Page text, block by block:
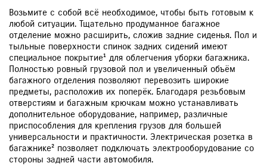
Возьмите с собой всё необходимое, чтобы быть готовым к
любой ситуации. Тщательно продуманное багажное
отделение можно расширить, сложив задние сиденья. Пол и
тыльные поверхности спинок задних сидений имеют
специальное покрытие¹ для облегчения уборки багажника.
Полностью ровный грузовой пол и увеличенный объём
багажного отделения позволяют перевозить широкие
предметы, расположив их поперёк. Благодаря резьбовым
отверстиям и багажным крючкам можно устанавливать
дополнительное оборудование, например, различные
приспособления для крепления грузов для большей
универсальности и практичности. Электрическая розетка в
багажнике² позволяет подключать электрооборудование со
стороны задней части автомобиля.